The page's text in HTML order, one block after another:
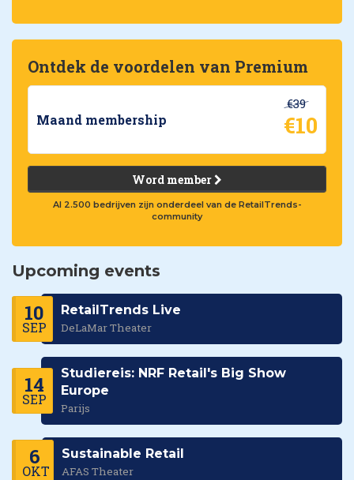
Ontdek de voordelen van Premium
Maand membership
€39
€10
Word member
Al 2.500 bedrijven zijn onderdeel van de RetailTrends-
community
Upcoming events
10
SEP
RetailTrends Live
DeLaMar Theater
14
SEP
Studiereis: NRF Retail's Big Show
Europe
Parijs
6
OKT
Sustainable Retail
AFAS Theater